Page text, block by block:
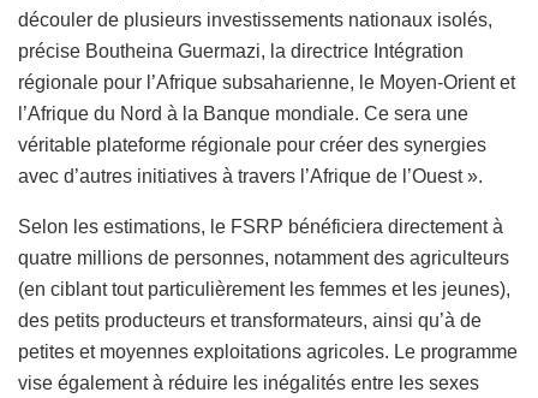
découler de plusieurs investissements nationaux isolés,
précise Boutheina Guermazi, la directrice Intégration
régionale pour l’Afrique subsaharienne, le Moyen-Orient et
l’Afrique du Nord à la Banque mondiale. Ce sera une
véritable plateforme régionale pour créer des synergies
avec d’autres initiatives à travers l’Afrique de l’Ouest ».
Selon les estimations, le FSRP bénéficiera directement à
quatre millions de personnes, notamment des agriculteurs
(en ciblant tout particulièrement les femmes et les jeunes),
des petits producteurs et transformateurs, ainsi qu’à de
petites et moyennes exploitations agricoles. Le programme
vise également à réduire les inégalités entre les sexes